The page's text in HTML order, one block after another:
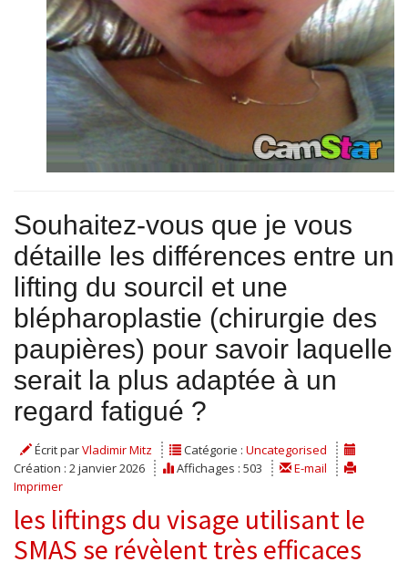
Souhaitez-vous que je vous
détaille les différences entre un
lifting du sourcil et une
blépharoplastie (chirurgie des
paupières) pour savoir laquelle
serait la plus adaptée à un
regard fatigué ?
Écrit parVladimir Mitz Catégorie : Uncategorised
Création : 2 janvier 2026
Affichages : 503
E-mail
Imprimer
les liftings du visage utilisant le
SMAS se révèlent très efficaces